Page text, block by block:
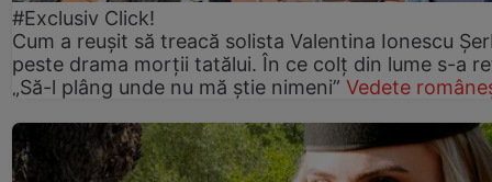
#Exclusiv Click!
Cum a reușit să treacă solista Valentina Ionescu
peste drama morții tatălui. În ce colț din lume s-a
„Să-l plâng unde nu mă știe nimeni” Vedete